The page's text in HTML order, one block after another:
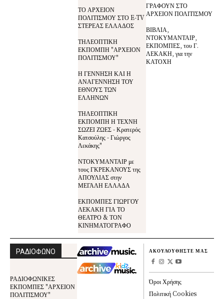
ΤΟ ΑΡΧΕΙΟΝ
ΠΟΛΙΤΙΣΜΟΥ ΣΤΟ E-TV
ΣΤΕΡΕΑΣ ΕΛΛΑΔΟΣ
ΤΗΛΕΟΠΤΙΚΗ
ΕΚΠΟΜΠΗ "ΑΡΧΕΙΟΝ
ΠΟΛΙΤΙΣΜΟΥ"
Η ΓΕΝΝΗΣΗ ΚΑΙ Η
ΑΝΑΓΕΝΝΗΣΗ ΤΟΥ
ΕΘΝΟΥΣ ΤΩΝ
ΕΛΛΗΝΩΝ
ΤΗΛΕΟΠΤΙΚΗ
ΕΚΠΟΜΠΗ Η ΤΕΧΝΗ
ΣΩΖΕΙ ΖΩΕΣ - Κρατερός
Κατσούλης - Γιώργος
Λεκάκης"
ΝΤΟΚΥΜΑΝΤΑΙΡ με
τους ΓΚΡΕΚΑΝΟΥΣ της
ΑΠΟΥΛΙΑΣ στην
ΜΕΓΑΛΗ ΕΛΛΑΔΑ
ΕΚΠΟΜΠΕΣ ΓΙΩΡΓΟΥ
ΛΕΚΑΚΗ ΓΙΑ ΤΟ
ΘΕΑΤΡΟ & ΤΟΝ
ΚΙΝΗΜΑΤΟΓΡΑΦΟ
ΓΡΑΦΟΥΝ ΣΤΟ
ΑΡΧΕΙΟΝ ΠΟΛΙΤΙΣΜΟΥ
ΒΙΒΛΙΑ,
ΝΤΟΚΥΜΑΝΤΑΙΡ,
ΕΚΠΟΜΠΕΣ, του Γ.
ΛΕΚΑΚΗ, για την
ΚΑΤΟΧΗ
ΡΑΔΙΟΦΩΝΟ
ΡΑΔΙΟΦΩΝΙΚΕΣ
ΕΚΠΟΜΠΕΣ "ΑΡΧΕΙΟΝ
ΠΟΛΙΤΙΣΜΟΥ"
ΑΚΟΥΛΟΥΘΗΣΤΕ ΜΑΣ
Όροι Χρήσης
Πολιτική Cookies